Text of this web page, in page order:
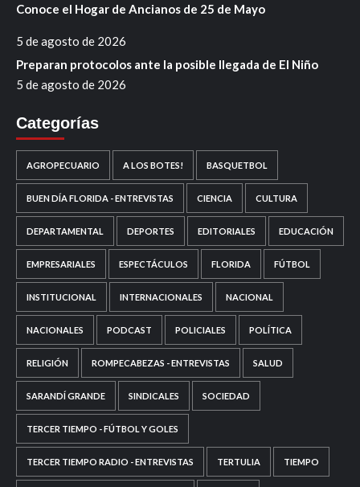
Conoce el Hogar de Ancianos de 25 de Mayo
5 de agosto de 2026
Preparan protocolos ante la posible llegada de El Niño
5 de agosto de 2026
Categorías
AGROPECUARIO A LOS BOTES! BASQUETBOL
BUEN DÍA FLORIDA - ENTREVISTAS CIENCIA CULTURA
DEPARTAMENTAL DEPORTES EDITORIALES EDUCACIÓN
EMPRESARIALES ESPECTÁCULOS FLORIDA FÚTBOL
INSTITUCIONAL INTERNACIONALES NACIONAL
NACIONALES PODCAST POLICIALES POLÍTICA
RELIGIÓN ROMPECABEZAS - ENTREVISTAS SALUD
SARANDÍ GRANDE SINDICALES SOCIEDAD
TERCER TIEMPO - FÚTBOL Y GOLES
TERCER TIEMPO RADIO - ENTREVISTAS TERTULIA TIEMPO